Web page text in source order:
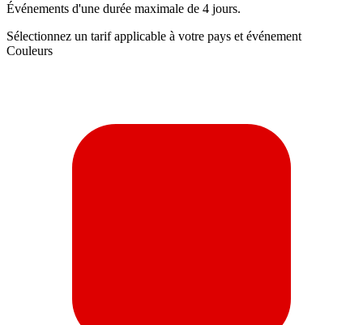
Événements d'une durée maximale de 4 jours.
Sélectionnez un tarif applicable à votre pays et événement
Couleurs